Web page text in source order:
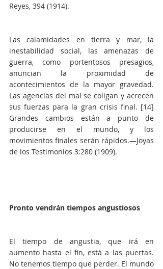
Reyes, 394 (1914).
Las calamidades en tierra y mar, la
inestabilidad social, las amenazas de
guerra, como portentosos presagios,
anuncian la proximidad de
acontecimientos de la mayor gravedad.
Las agencias del mal se coligan y acrecen
sus fuerzas para la gran crisis final. [14]
Grandes cambios están a punto de
producirse en el mundo, y los
movimientos finales serán rápidos.—Joyas
de los Testimonios 3:280 (1909).
Pronto vendrán tiempos angustiosos
El tiempo de angustia, que irá en
aumento hasta el fin, está a las puertas.
No tenemos tiempo que perder. El mundo